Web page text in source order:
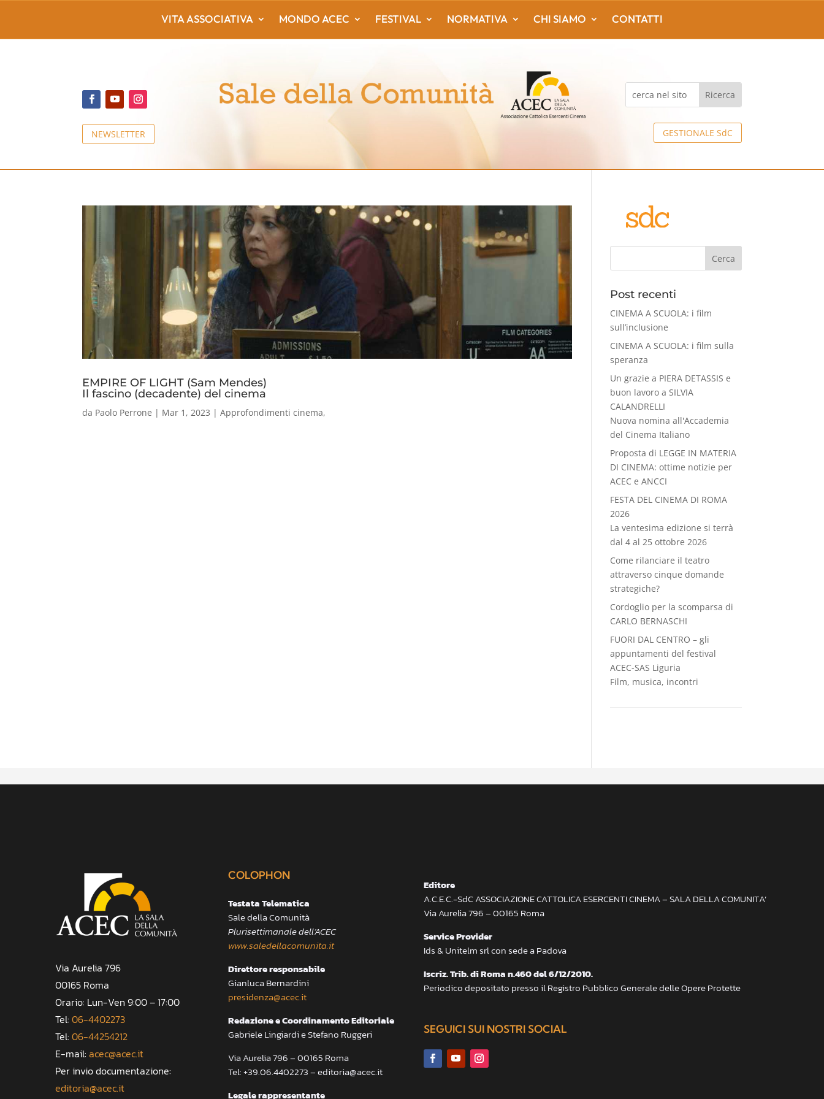
NEWSLETTER GESTIONALE SdC
VITA ASSOCIATIVA MONDO ACEC FESTIVAL NORMATIVA CHI SIAMO CONTATTI
EMPIRE OF LIGHT (Sam Mendes)
Il fascino (decadente) del cinema
da Paolo Perrone | Mar 1, 2023 |Approfondimenti cinema,
Cerca
Post recenti
CINEMA A SCUOLA: i film
sull’inclusione
CINEMA A SCUOLA: i film sulla
speranza
Un grazie a PIERA DETASSIS e
buon lavoro a SILVIA
CALANDRELLI
Nuova nomina all'Accademia
del Cinema Italiano
Proposta di LEGGE IN MATERIA
DI CINEMA: ottime notizie per
ACEC e ANCCI
FESTA DEL CINEMA DI ROMA
2026
La ventesima edizione si terrà
dal 4 al 25 ottobre 2026
Come rilanciare il teatro
attraverso cinque domande
strategiche?
Cordoglio per la scomparsa di
CARLO BERNASCHI
FUORI DAL CENTRO – gli
appuntamenti del festival
ACEC-SAS Liguria
Film, musica, incontri
Via Aurelia 796
00165 Roma
Orario: Lun-Ven 9:00 – 17:00
Tel: 06-4402273
Tel: 06-44254212
E-mail: acec@acec.it
Per invio documentazione:
editoria@acec.it
COLOPHON
Testata Telematica
Sale della Comunità
Plurisettimanale dell’ACEC
www.saledellacomunita.it
Direttore responsabile
Gianluca Bernardini
presidenza@acec.it
Redazione e Coordinamento Editoriale
Gabriele Lingiardi e Stefano Ruggeri
Via Aurelia 796 – 00165 Roma
Tel: +39.06.4402273 – editoria@acec.it
Legale rappresentante
Editore
A.C.E.C.-SdC ASSOCIAZIONE CATTOLICA ESERCENTI CINEMA – SALA DELLA COMUNITA’
Via Aurelia 796 – 00165 Roma
Service Provider
Ids & Unitelm srl con sede a Padova
Iscriz. Trib. di Roma n.460 del 6/12/2010.
Periodico depositato presso il Registro Pubblico Generale delle Opere Protette
SEGUICI SUI NOSTRI SOCIAL